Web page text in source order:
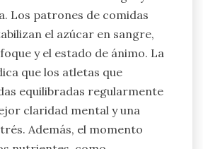
riesgo de deterioro cognitivo,
para la salud cerebral a